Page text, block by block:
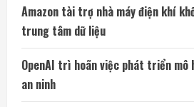
Amazon tài trợ nhà máy điện khí
trung tâm dữ liệu
OpenAI trì hoãn việc phát triển
an ninh